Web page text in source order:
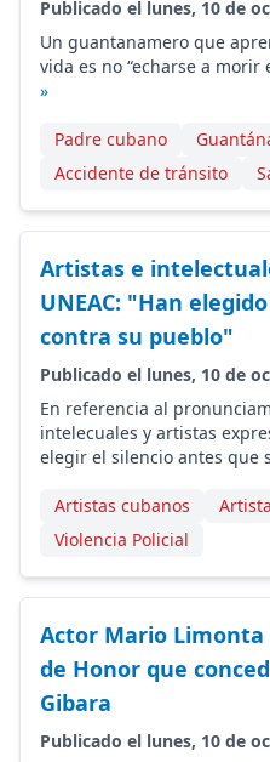
Publicado el lunes, 10 de
Un guantanamero que
vida es no “echarse a morir
»
Padre cubano
Accidente de tránsito
Artistas e
UNEAC: "Han
contra su pueblo"
Publicado el lunes, 10 de
En referencia al
intelecuales y artistas
elegir el silencio antes que
Artistas cubanos
Violencia Policial
Actor Mario
de Honor que
Gibara
Publicado el lunes, 10 de